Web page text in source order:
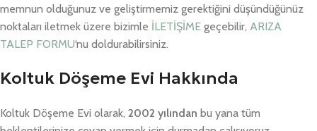
memnun olduğunuz ve geliştirmemiz gerektiğini düşündüğünüz
noktaları iletmek üzere bizimle İLETİŞİME geçebilir, ARIZA
TALEP FORMU‘nu doldurabilirsiniz.
Koltuk Döşeme Evi Hakkında
Koltuk Döşeme Evi olarak, 2002 yılından bu yana tüm